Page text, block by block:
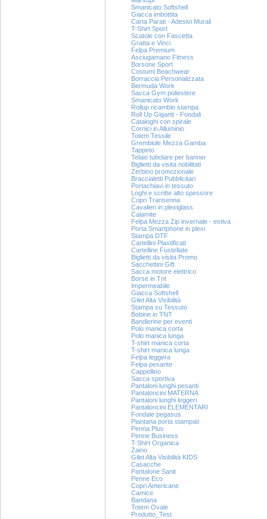
Smanicato Softshell
Giacca imbottita
Carta Parati - Adesivi Murali
T-Shirt Sport
Scatole con Fascetta
Gratta e Vinci
Felpa Premium
Asciugamano Fitness
Borsone Sport
Costumi Beachwear
Borraccia Personalizzata
Bermuda Work
Sacca Gym poliestere
Smanicato Work
Rollup ricambio stampa
Roll Up Giganti - Fondali
Cataloghi con spirale
Cornici in Alluminio
Totem Tessile
Grembiule Mezza Gamba
Tappeto
Telaio tubolare per banner
Biglietti da visita nobilitati
Zerbino promozionale
Braccialetti Pubblicitari
Portachiavi in tessuto
Loghi e scritte alto spessore
Copri Transenna
Cavalieri in plexiglass
Calamite
Felpa Mezza Zip invernale - estiva
Porta Smartphone in plexi
Stampa DTF
Cartellini Plastificati
Cartelline Fustellate
Biglietti da visita Promo
Sacchettini Gift
Sacca motore elettrico
Borse in Tnt
Impermeabile
Giacca Softshell
Gilet Alta Visibilità
Stampa su Tessuto
Bobine in TNT
Bandierine per eventi
Polo manica corta
Polo manica lunga
T-shirt manica corta
T-shirt manica lunga
Felpa leggera
Felpa pesante
Cappellino
Sacca sportiva
Pantaloni lunghi pesanti
Pantaloncini MATERNA
Pantaloni lunghi leggeri
Pantaloncini ELEMENTARI
Fondale pegasus
Piantana porta stampati
Penna Plus
Penne Business
T-Shirt Organica
Zaino
Gilet Alta Visibilità KIDS
Casacche
Pantalone Sanit
Penne Eco
Copri Americane
Camice
Bandana
Totem Ovale
Prodotto_Test